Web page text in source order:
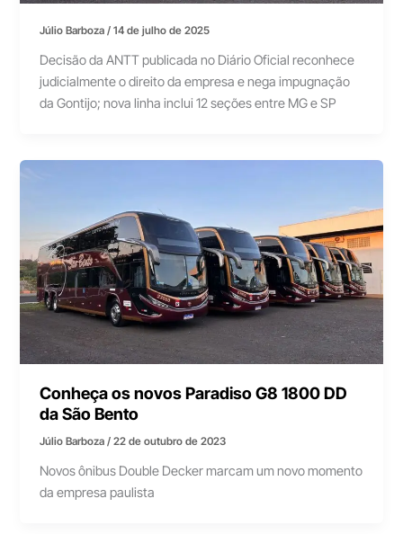
Júlio Barboza/14 de julho de 2025
Decisão da ANTT publicada no Diário Oficial reconhece
judicialmente o direito da empresa e nega impugnação
da Gontijo; nova linha inclui 12 seções entre MG e SP
Conheça os novos Paradiso G8 1800 DD
da São Bento
Júlio Barboza/22 de outubro de 2023
Novos ônibus Double Decker marcam um novo momento
da empresa paulista